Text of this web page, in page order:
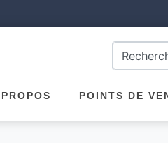
POINTS DE